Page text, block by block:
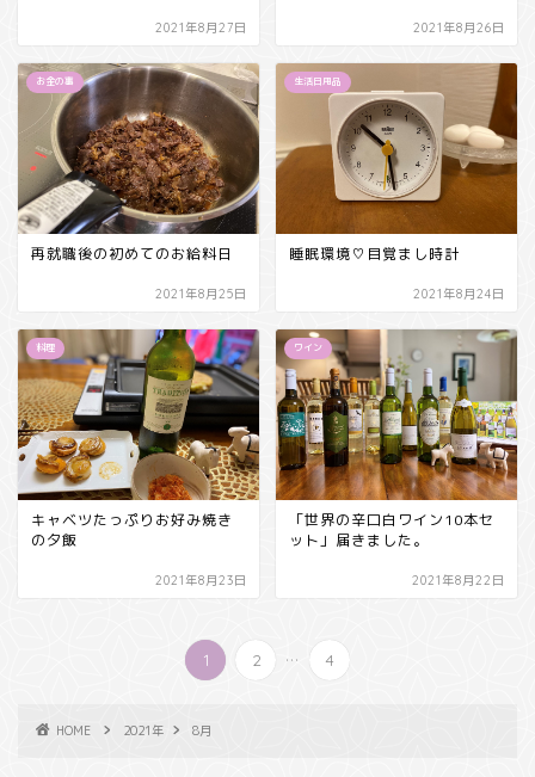
2021年8月27日 2021年8月26日
お金の事
再就職後の初めてのお給料日
2021年8月25日
生活日用品
睡眠環境♡目覚まし時計
2021年8月24日
料理
キャベツたっぷりお好み焼き
の夕飯
2021年8月23日
ワイン
「世界の辛口白ワイン10本セ
ット」届きました。
2021年8月22日
1 2 ... 4
HOME 2021年 8月